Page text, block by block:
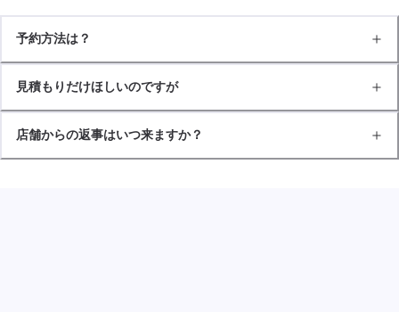
予約方法は？
見積もりだけほしいのですが
店舗からの返事はいつ来ますか？